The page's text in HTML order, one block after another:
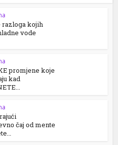
razloga kojih
vode
promjene koje
kad
čaj od mente